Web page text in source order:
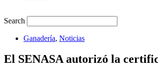
Search
Ganadería, Noticias
El SENASA autorizó la